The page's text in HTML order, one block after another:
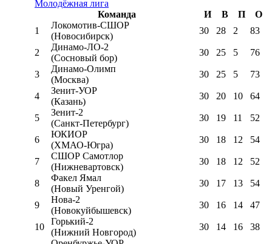
Молодёжная лига
Команда
И В П
О
1
Локомотив-CШОР
(Новосибирск)
30 28 2 83
2
Динамо-ЛО-2
(Сосновый бор)
30 25 5 76
3
Динамо-Олимп
(Москва)
30 25 5 73
4
Зенит-УОР
(Казань)
30 20 10 64
5
Зенит-2
(Санкт-Петербург)
30 19 11 52
6
ЮКИОР
(ХМАО-Югра)
30 18 12 54
7
СШОР Самотлор
(Нижневартовск)
30 18 12 52
8
Факел Ямал
(Новый Уренгой)
30 17 13 54
9
Нова-2
(Новокуйбышевск)
30 16 14 47
10
Горький-2
(Нижний Новгород)
30 14 16 38